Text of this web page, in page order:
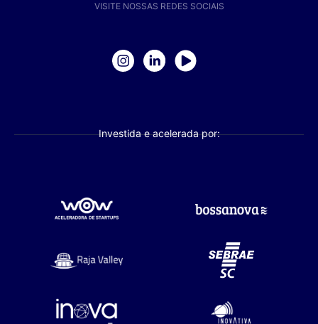
VISITE NOSSAS REDES SOCIAIS
Investida e acelerada por: